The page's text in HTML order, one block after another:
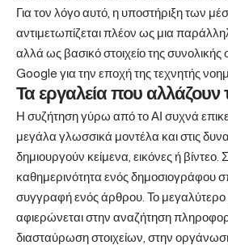
Για τον λόγο αυτό, η υποστήριξη των
αντιμετωπίζεται πλέον ως μια
αλλά ως βασικό στοιχείο της συνολικής
Google για την εποχή της τεχνητής
Τα εργαλεία που
Η συζήτηση γύρω από το ΑΙ συχνά
μεγάλα γλωσσικά μοντέλα και στις
δημιουργούν κείμενα, εικόνες ή
καθημερινότητα ενός δημοσιογράφου
συγγραφή ενός άρθρου. Το
αφιερώνεται στην αναζήτηση
διασταύρωση στοιχείων, στην